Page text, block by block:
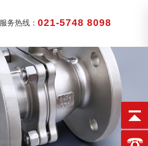
服务热线： 021-5748 8098